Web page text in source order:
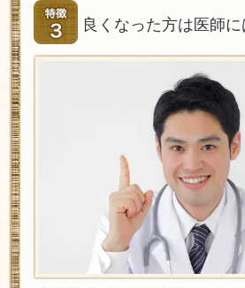
良くなった方は医師